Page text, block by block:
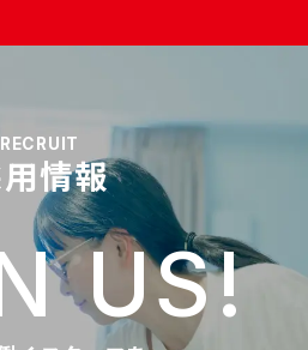
情報
RECRUIT
US!